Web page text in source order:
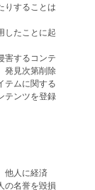
りすることは
したことに起
害するコンテ
発見次第削除
テムに関する
テンツを登録
他人に経済
の名誉を毀損